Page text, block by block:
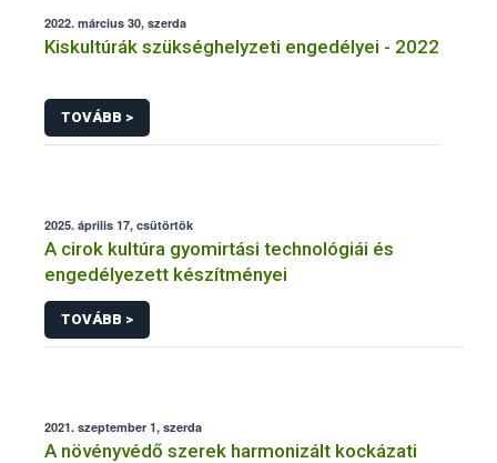
2022. március 30, szerda
Kiskultúrák szükséghelyzeti engedélyei - 2022
TOVÁBB >
2025. április 17, csütörtök
A cirok kultúra gyomirtási technológiái és
engedélyezett készítményei
TOVÁBB >
2021. szeptember 1, szerda
A növényvédő szerek harmonizált kockázati